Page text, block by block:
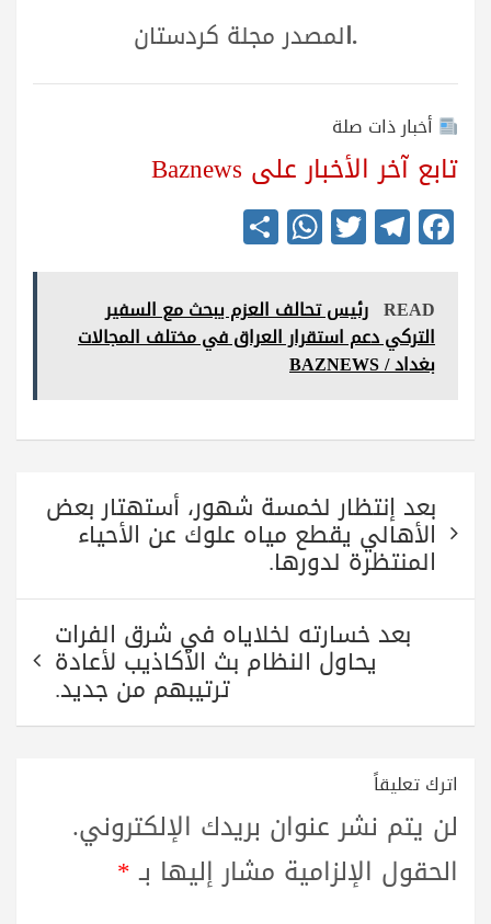
.المصدر مجلة كردستان
أخبار ذات صلة
تابع آخر الأخبار على Baznews
Fa
ce
bo
ok
Te
le
gr
a
m
T
wi
tte
r
W
ha
ts
A
pp
re READ رئيس تحالف العزم يبحث مع السفير
التركي دعم استقرار العراق في مختلف المجالات
بغداد / BAZNEWS
المقالات
بعد إنتظار لخمسة شهور، أستهتار بعض
الأهالي يقطع مياه علوك عن الأحياء
المنتظرة لدورها.
بعد خسارته لخلاياه في شرق الفرات
يحاول النظام بث الأكاذيب لأعادة
ترتيبهم من جديد.
اترك تعليقاً
لن يتم نشر عنوان بريدك الإلكتروني.
الحقول الإلزامية مشار إليها بـ*